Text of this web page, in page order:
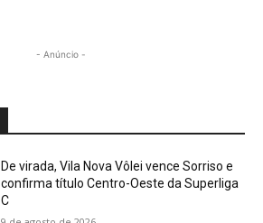
- Anúncio -
De virada, Vila Nova Vôlei vence Sorriso e
confirma título Centro-Oeste da Superliga
C